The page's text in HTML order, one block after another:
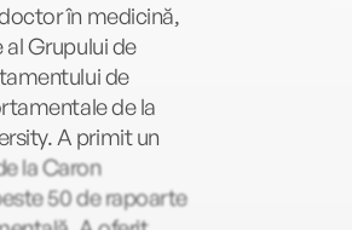
în medicină,
Grupului de
de
de la
A primit un
la Caron
50 de rapoarte